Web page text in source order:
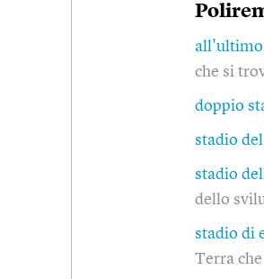
all'ultimo
che si
doppio
stadio
stadio
dello
stadio di
Terra